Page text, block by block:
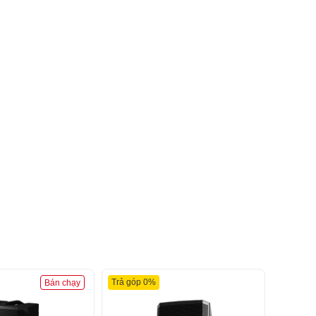
Bán chạy Trả góp 0%